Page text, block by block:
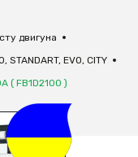
двигуна
EVO, CITY
( FB1D2100 )